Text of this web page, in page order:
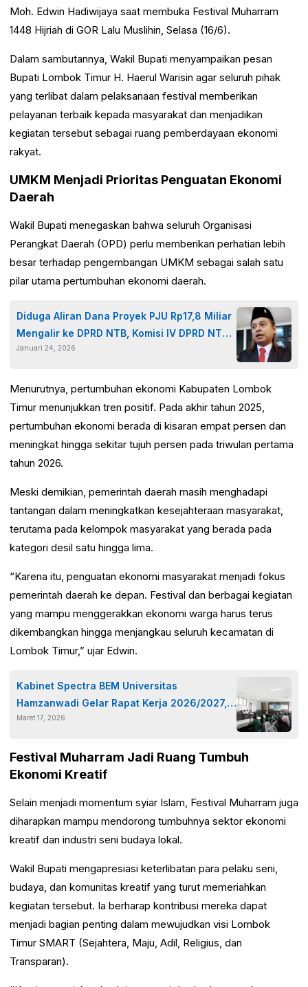
Moh. Edwin Hadiwijaya saat membuka Festival Muharram
1448 Hijriah di GOR Lalu Muslihin, Selasa (16/6).
Dalam sambutannya, Wakil Bupati menyampaikan pesan
Bupati Lombok Timur H. Haerul Warisin agar seluruh pihak
yang terlibat dalam pelaksanaan festival memberikan
pelayanan terbaik kepada masyarakat dan menjadikan
kegiatan tersebut sebagai ruang pemberdayaan ekonomi
rakyat.
UMKM Menjadi Prioritas Penguatan Ekonomi
Daerah
Wakil Bupati menegaskan bahwa seluruh Organisasi
Perangkat Daerah (OPD) perlu memberikan perhatian lebih
besar terhadap pengembangan UMKM sebagai salah satu
pilar utama pertumbuhan ekonomi daerah.
Diduga Aliran Dana Proyek PJU Rp17,8 Miliar
Mengalir ke DPRD NTB, Komisi IV DPRD NTB
Angkat Bicara
Januari 24, 2026
Menurutnya, pertumbuhan ekonomi Kabupaten Lombok
Timur menunjukkan tren positif. Pada akhir tahun 2025,
pertumbuhan ekonomi berada di kisaran empat persen dan
meningkat hingga sekitar tujuh persen pada triwulan pertama
tahun 2026.
Meski demikian, pemerintah daerah masih menghadapi
tantangan dalam meningkatkan kesejahteraan masyarakat,
terutama pada kelompok masyarakat yang berada pada
kategori desil satu hingga lima.
“Karena itu, penguatan ekonomi masyarakat menjadi fokus
pemerintah daerah ke depan. Festival dan berbagai kegiatan
yang mampu menggerakkan ekonomi warga harus terus
dikembangkan hingga menjangkau seluruh kecamatan di
Lombok Timur,” ujar Edwin.
Kabinet Spectra BEM Universitas
Hamzanwadi Gelar Rapat Kerja 2026/2027,
Luncurkan Program Sekolah Kritis
Maret 17, 2026
Festival Muharram Jadi Ruang Tumbuh
Ekonomi Kreatif
Selain menjadi momentum syiar Islam, Festival Muharram juga
diharapkan mampu mendorong tumbuhnya sektor ekonomi
kreatif dan industri seni budaya lokal.
Wakil Bupati mengapresiasi keterlibatan para pelaku seni,
budaya, dan komunitas kreatif yang turut memeriahkan
kegiatan tersebut. Ia berharap kontribusi mereka dapat
menjadi bagian penting dalam mewujudkan visi Lombok
Timur SMART (Sejahtera, Maju, Adil, Religius, dan
Transparan).